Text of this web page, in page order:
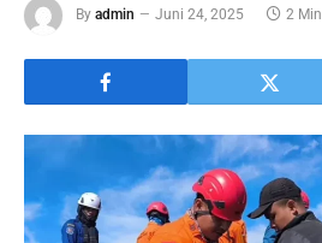
By admin Juni 24, 2025 2